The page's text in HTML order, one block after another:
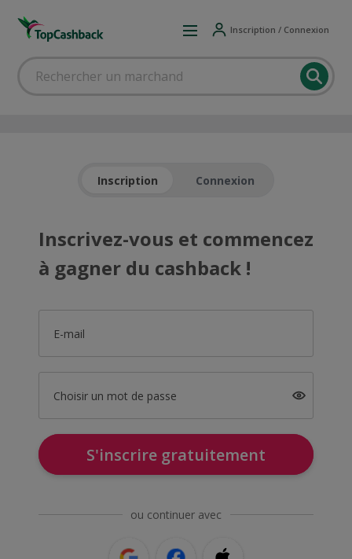
Inscription / Connexion
Inscription Connexion
Inscrivez-vous et commencez
à gagner du cashback !
E-mail
Choisir un mot de passe
S'inscrire gratuitement
ou continuer avec